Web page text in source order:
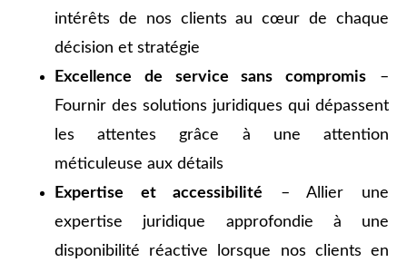
intérêts de nos clients au cœur de chaque
décision et stratégie
Excellence de service sans compromis –
Fournir des solutions juridiques qui dépassent
les attentes grâce à une attention
méticuleuse aux détails
Expertise et accessibilité – Allier une
expertise juridique approfondie à une
disponibilité réactive lorsque nos clients en